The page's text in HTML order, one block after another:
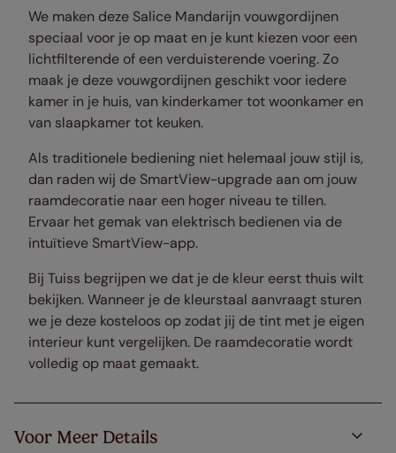
We maken deze Salice Mandarijn vouwgordijnen
speciaal voor je op maat en je kunt kiezen voor een
lichtfilterende of een verduisterende voering. Zo
maak je deze vouwgordijnen geschikt voor iedere
kamer in je huis, van kinderkamer tot woonkamer en
van slaapkamer tot keuken.
Als traditionele bediening niet helemaal jouw stijl is,
dan raden wij de SmartView-upgrade aan om jouw
raamdecoratie naar een hoger niveau te tillen.
Ervaar het gemak van elektrisch bedienen via de
intuïtieve SmartView-app.
Bij Tuiss begrijpen we dat je de kleur eerst thuis wilt
bekijken. Wanneer je de kleurstaal aanvraagt sturen
we je deze kosteloos op zodat jij de tint met je eigen
interieur kunt vergelijken. De raamdecoratie wordt
volledig op maat gemaakt.
Voor Meer Details